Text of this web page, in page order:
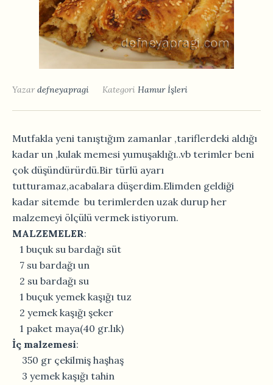
Yazardefneyapragi Kategori Hamur İşleri
Mutfakla yeni tanıştığım zamanlar ,tariflerdeki aldığı
kadar un ,kulak memesi yumuşaklığı..vb terimler beni
çok düşündürürdü.Bir türlü ayarı
tutturamaz,acabalara düşerdim.Elimden geldiği
kadar sitemde bu terimlerden uzak durup her
malzemeyi ölçülü vermek istiyorum.
MALZEMELER:
1 buçuk su bardağı süt
7 su bardağı un
2 su bardağı su
1 buçuk yemek kaşığı tuz
2 yemek kaşığı şeker
1 paket maya(40 gr.lık)
İç malzemesi:
350 gr çekilmiş haşhaş
3 yemek kaşığı tahin